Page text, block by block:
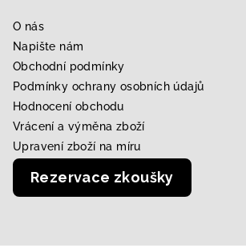
O nás
Napište nám
Obchodní podmínky
Podmínky ochrany osobních údajů
Hodnocení obchodu
Vrácení a výměna zboží
Upravení zboží na míru
Rezervace zkoušky